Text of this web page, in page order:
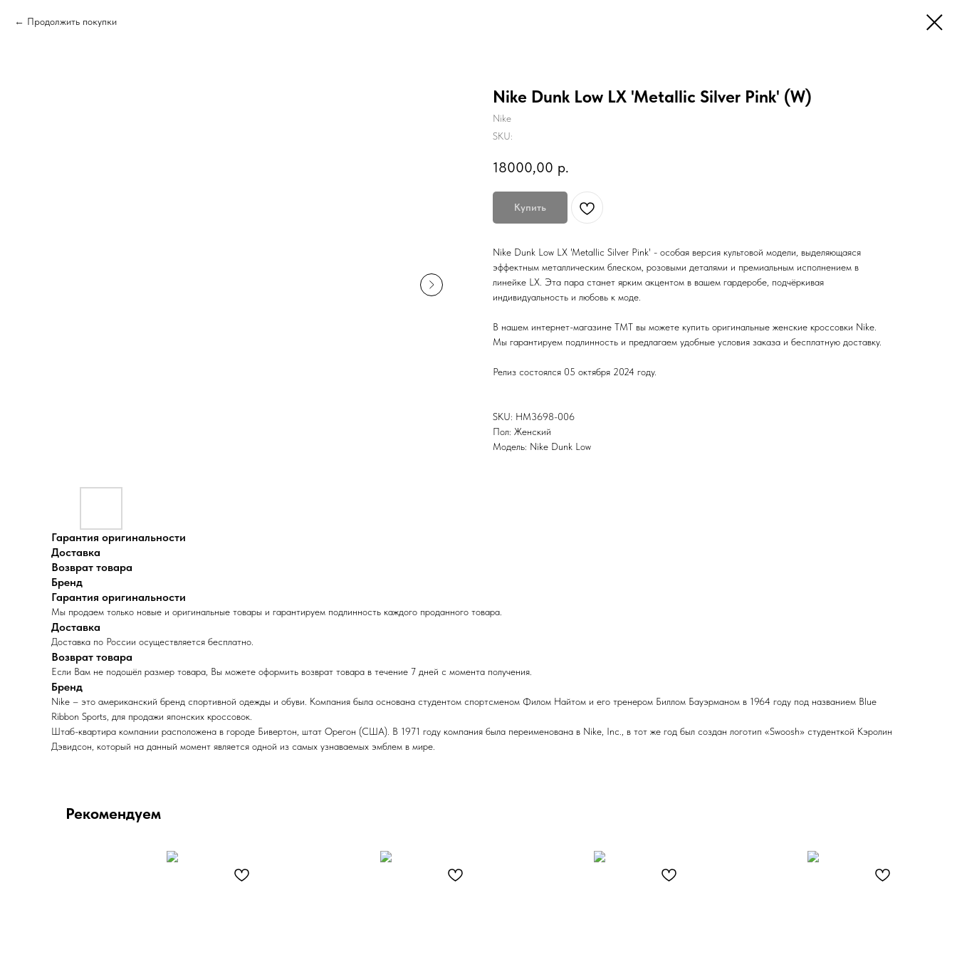
Продолжить покупки
Nike Dunk Low LX 'Metallic Silver Pink' (W)
Nike
SKU:
18000,00 р.
Купить
Nike Dunk Low LX 'Metallic Silver Pink' - особая версия культовой модели, выделяющаяся
эффектным металлическим блеском, розовыми деталями и премиальным исполнением в
линейке LX. Эта пара станет ярким акцентом в вашем гардеробе, подчёркивая
индивидуальность и любовь к моде.
В нашем интернет-магазине TMT вы можете купить оригинальные женские кроссовки Nike.
Мы гарантируем подлинность и предлагаем удобные условия заказа и бесплатную доставку.
Релиз состоялся 05 октября 2024 году.
SKU: HM3698-006
Пол: Женский
Модель: Nike Dunk Low
Гарантия оригинальности
Доставка
Возврат товара
Бренд
Гарантия оригинальности
Мы продаем только новые и оригинальные товары и гарантируем подлинность каждого проданного товара.
Доставка
Доставка по России осуществляется бесплатно.
Возврат товара
Если Вам не подошёл размер товара, Вы можете оформить возврат товара в течение 7 дней с момента получения.
Бренд
Nike – это американский бренд спортивной одежды и обуви. Компания была основана студентом спортсменом Филом Найтом и его тренером Биллом Бауэрманом в 1964 году под названием Blue
Ribbon Sports, для продажи японских кроссовок.
Штаб-квартира компании расположена в городе Бивертон, штат Орегон (США). В 1971 году компания была переименована в Nike, Inc., в тот же год был создан логотип «Swoosh» студенткой Кэролин
Дэвидсон, который на данный момент является одной из самых узнаваемых эмблем в мире.
Рекомендуем